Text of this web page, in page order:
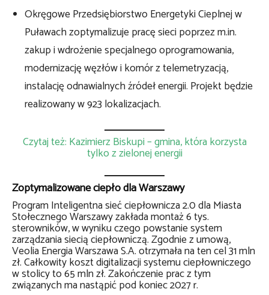
Okręgowe Przedsiębiorstwo Energetyki Cieplnej w
Puławach zoptymalizuje pracę sieci poprzez m.in.
zakup i wdrożenie specjalnego oprogramowania,
modernizację węzłów i komór z telemetryzacją,
instalację odnawialnych źródeł energii. Projekt będzie
realizowany w 923 lokalizacjach.
Czytaj też: Kazimierz Biskupi – gmina, która korzysta
tylko z zielonej energii
Zoptymalizowane ciepło dla Warszawy
Program Inteligentna sieć ciepłownicza 2.0 dla Miasta
Stołecznego Warszawy zakłada montaż 6 tys.
sterowników, w wyniku czego powstanie system
zarządzania siecią ciepłowniczą. Zgodnie z umową,
Veolia Energia Warszawa S.A. otrzymała na ten cel 31 mln
zł. Całkowity koszt digitalizacji systemu ciepłowniczego
w stolicy to 65 mln zł. Zakończenie prac z tym
związanych ma nastąpić pod koniec 2027 r.